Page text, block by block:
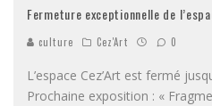
Fermeture exceptionnelle de
culture Cez'Art 0
L’espace Cez’Art est fermé
Prochaine exposition : «